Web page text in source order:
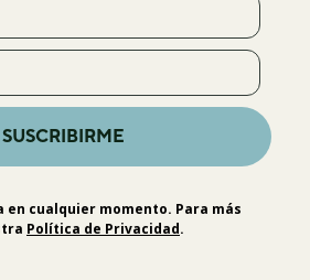
SUSCRIBIRME
en cualquier momento. Para más
Política de Privacidad.